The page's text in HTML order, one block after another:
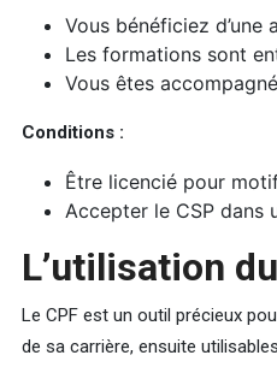
Vous bénéficiez
Les formations sont
Vous êtes
Conditions :
Être licencié pour
Accepter le CSP dans
L’utilisation du
Le CPF est un outil précieux
de sa carrière, ensuite